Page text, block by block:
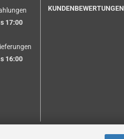
17:00
16:00
KUNDENBEWERTUNGEN